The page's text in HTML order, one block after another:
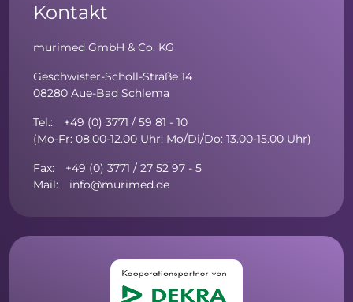
Kontakt
murimed GmbH & Co. KG
Geschwister-Scholl-Straße 14
08280 Aue-Bad Schlema
Tel.: +49 (0) 3771 / 59 81 - 10
(Mo-Fr: 08.00-12.00 Uhr; Mo/Di/Do: 13.00-15.00 Uhr)
Fax: +49 (0) 3771 / 27 52 97 - 5
Mail: info@murimed.de